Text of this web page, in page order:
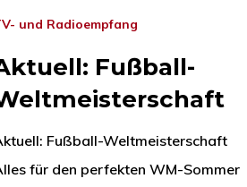
TV- und Radioempfang
Fußball-
Fußball-Weltmeisterschaft
für den perfekten WM-Sommer